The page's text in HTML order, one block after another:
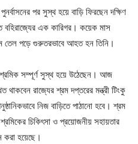
পর সুস্থ হয়ে বাড়ি ফিরছেন দক্ষিণ
বহিরাজ্যের এক কারিগর। কয়েক মাস
তেল পড়ে গুরুতরভাবে আহত হন তিনি।
শ্রমিক সম্পূর্ণ সুস্থ হয়ে উঠেছেন। আজ
থাকবেন রাজ্যের শ্রম দপ্তরের মন্ত্রী টিংকু
নিজ বাড়িতে পাঠানো হবে। শ্রম
চিকিৎসা ও প্রয়োজনীয় সহায়তার
হয়েছে।